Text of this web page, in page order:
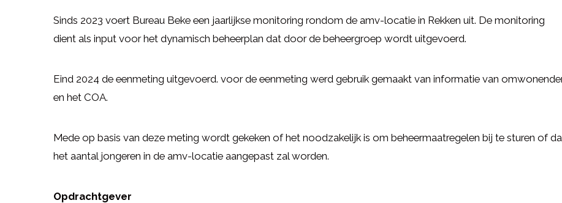
Sinds 2023 voert Bureau Beke een jaarlijkse monitoring rondom de amv-locatie in Rekken uit. De monitoring
dient als input voor het dynamisch beheerplan dat door de beheergroep wordt uitgevoerd.
Eind 2024 de eenmeting uitgevoerd. voor de eenmeting werd gebruik gemaakt van informatie van
en het COA.
Mede op basis van deze meting wordt gekeken of het noodzakelijk is om beheermaatregelen bij te sturen of
het aantal jongeren in de amv-locatie aangepast zal worden.
Opdrachtgever